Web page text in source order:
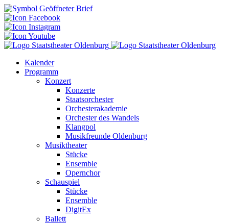
Kalender
Programm
Konzert
Konzerte
Staatsorchester
Orchesterakademie
Orchester des Wandels
Klangpol
Musikfreunde Oldenburg
Musiktheater
Stücke
Ensemble
Opernchor
Schauspiel
Stücke
Ensemble
DigitEx
Ballett